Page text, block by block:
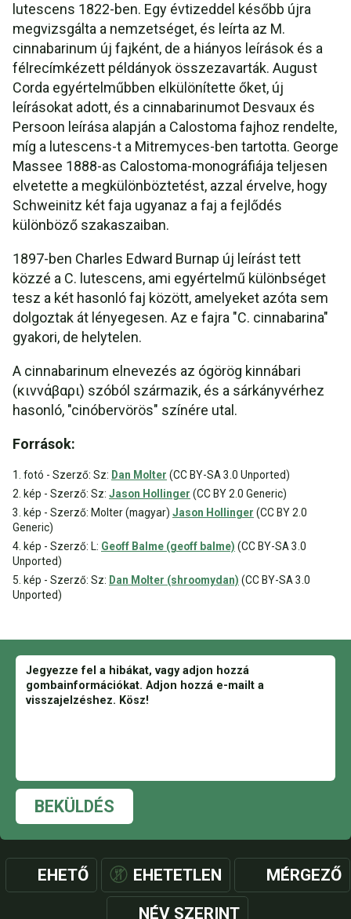
lutescens 1822-ben. Egy évtizeddel később újra
megvizsgálta a nemzetséget, és leírta az M.
cinnabarinum új fajként, de a hiányos leírások és a
félrecímkézett példányok összezavarták. August
Corda egyértelműbben elkülönítette őket, új
leírásokat adott, és a cinnabarinumot Desvaux és
Persoon leírása alapján a Calostoma fajhoz rendelte,
míg a lutescens-t a Mitremyces-ben tartotta. George
Massee 1888-as Calostoma-monográfiája teljesen
elvetette a megkülönböztetést, azzal érvelve, hogy
Schweinitz két faja ugyanaz a faj a fejlődés
különböző szakaszaiban.
1897-ben Charles Edward Burnap új leírást tett
közzé a C. lutescens, ami egyértelmű különbséget
tesz a két hasonló faj között, amelyeket azóta sem
dolgoztak át lényegesen. Az e fajra "C. cinnabarina"
gyakori, de helytelen.
A cinnabarinum elnevezés az ógörög kinnábari
(κιννάβαρι) szóból származik, és a sárkányvérhez
hasonló, "cinóbervörös" színére utal.
Források:
1. fotó - Szerző: Sz: Dan Molter (CC BY-SA 3.0 Unported)
2. kép - Szerző: Sz: Jason Hollinger (CC BY 2.0 Generic)
3. kép - Szerző: Molter (magyar) Jason Hollinger (CC BY 2.0
Generic)
4. kép - Szerző: L: Geoff Balme (geoff balme) (CC BY-SA 3.0
Unported)
5. kép - Szerző: Sz: Dan Molter (shroomydan) (CC BY-SA 3.0
Unported)
BEKÜLDÉS
EHETŐ EHETETLEN MÉRGEZŐ
NÉV SZERINT